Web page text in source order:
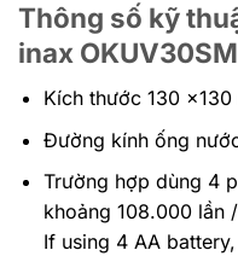
Thông số kỹ
inax OKUV30SM
Kích thước 130 x130
Đường kính ống
Trường hợp dùng 4
khoảng 108.000 lần /
If using 4 AA